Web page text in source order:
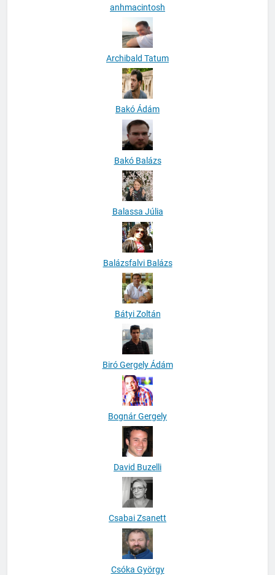
anhmacintosh
Archibald Tatum
Bakó Ádám
Bakó Balázs
Balassa Júlia
Balázsfalvi Balázs
Bátyi Zoltán
Biró Gergely Ádám
Bognár Gergely
David Buzelli
Csabai Zsanett
Csóka György